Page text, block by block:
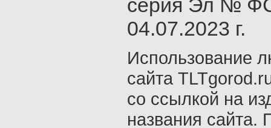
серия Эл №
04.07.2023 г.
Использование
сайта
со ссылкой на
названия сайта.